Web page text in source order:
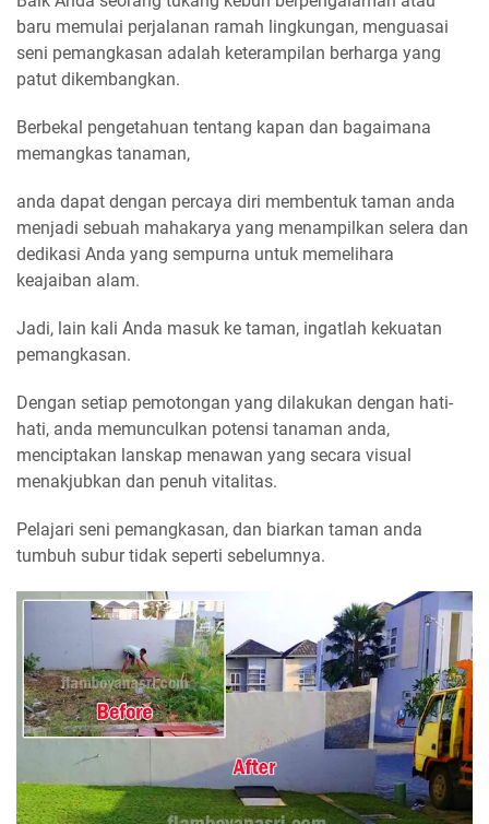
baru memulai perjalanan ramah lingkungan, menguasai
seni pemangkasan adalah keterampilan berharga yang
patut dikembangkan.
Berbekal pengetahuan tentang kapan dan bagaimana
memangkas tanaman,
anda dapat dengan percaya diri membentuk taman anda
menjadi sebuah mahakarya yang menampilkan selera dan
dedikasi Anda yang sempurna untuk memelihara
keajaiban alam.
Jadi, lain kali Anda masuk ke taman, ingatlah kekuatan
pemangkasan.
Dengan setiap pemotongan yang dilakukan dengan hati-
hati, anda memunculkan potensi tanaman anda,
menciptakan lanskap menawan yang secara visual
menakjubkan dan penuh vitalitas.
Pelajari seni pemangkasan, dan biarkan taman anda
tumbuh subur tidak seperti sebelumnya.